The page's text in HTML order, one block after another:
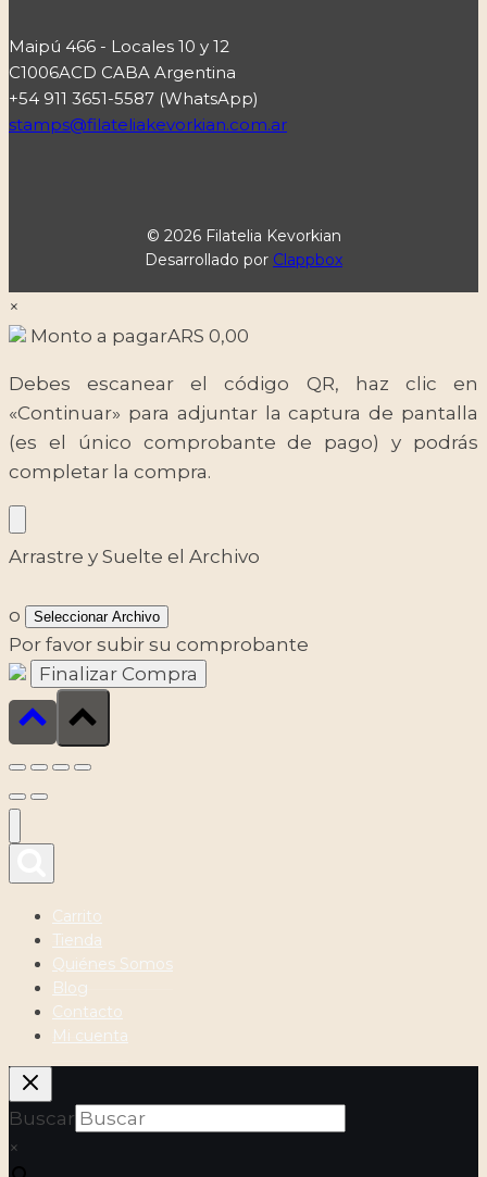
Maipú 466 - Locales 10 y 12
C1006ACD CABA Argentina
+54 911 3651-5587 (WhatsApp)
stamps@filateliakevorkian.com.ar
© 2026 Filatelia Kevorkian
Desarrollado por Clappbox
×
Monto a pagarARS 0,00
Debes escanear el código QR, haz clic en
«Continuar» para adjuntar la captura de pantalla
(es el único comprobante de pago) y podrás
completar la compra.
Arrastre y Suelte el Archivo
o Seleccionar Archivo
Por favor subir su comprobante
Carrito
Tienda
Quiénes Somos
Blog
Contacto
Mi cuenta
Buscar
×